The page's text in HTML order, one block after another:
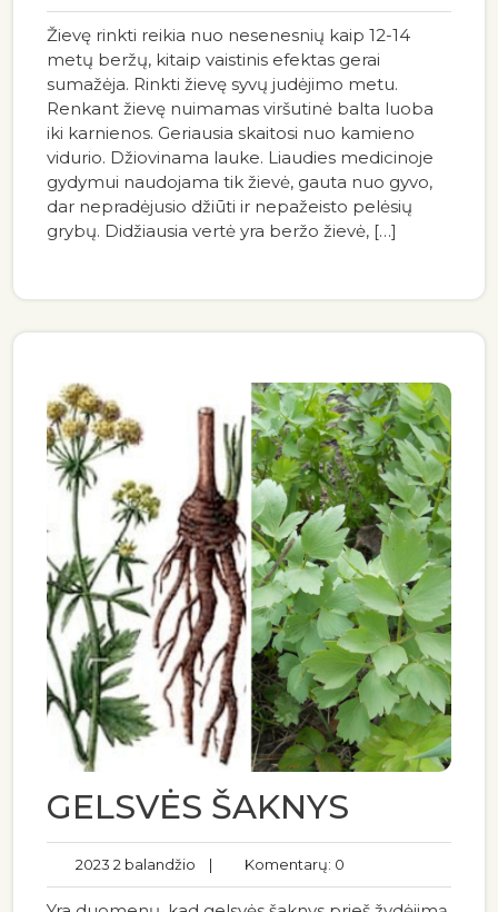
Žievę rinkti reikia nuo nesenesnių kaip 12-14
metų beržų, kitaip vaistinis efektas gerai
sumažėja. Rinkti žievę syvų judėjimo metu.
Renkant žievę nuimamas viršutinė balta luoba
iki karnienos. Geriausia skaitosi nuo kamieno
vidurio. Džiovinama lauke. Liaudies medicinoje
gydymui naudojama tik žievė, gauta nuo gyvo,
dar nepradėjusio džiūti ir nepažeisto pelėsių
grybų. Didžiausia vertė yra beržo žievė, […]
GELSVĖS ŠAKNYS
2023 2 balandžio | Komentarų: 0